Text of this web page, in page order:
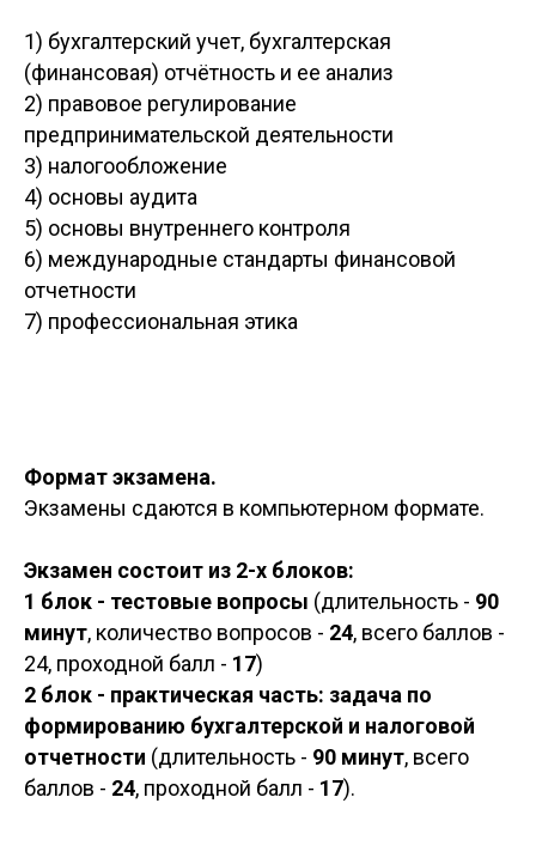
1) бухгалтерский учет, бухгалтерская
(финансовая) отчётность и ее анализ
2) правовое регулирование
предпринимательской деятельности
3) налогообложение
4) основы аудита
5) основы внутреннего контроля
6) международные стандарты финансовой
отчетности
7) профессиональная этика
Формат экзамена.
Экзамены сдаются в компьютерном формате.
Экзамен состоит из 2-х блоков:
1 блок - тестовые вопросы (длительность - 90
минут, количество вопросов - 24, всего баллов -
24, проходной балл - 17)
2 блок - практическая часть: задача по
формированию бухгалтерской и налоговой
отчетности (длительность - 90 минут, всего
баллов - 24, проходной балл - 17).